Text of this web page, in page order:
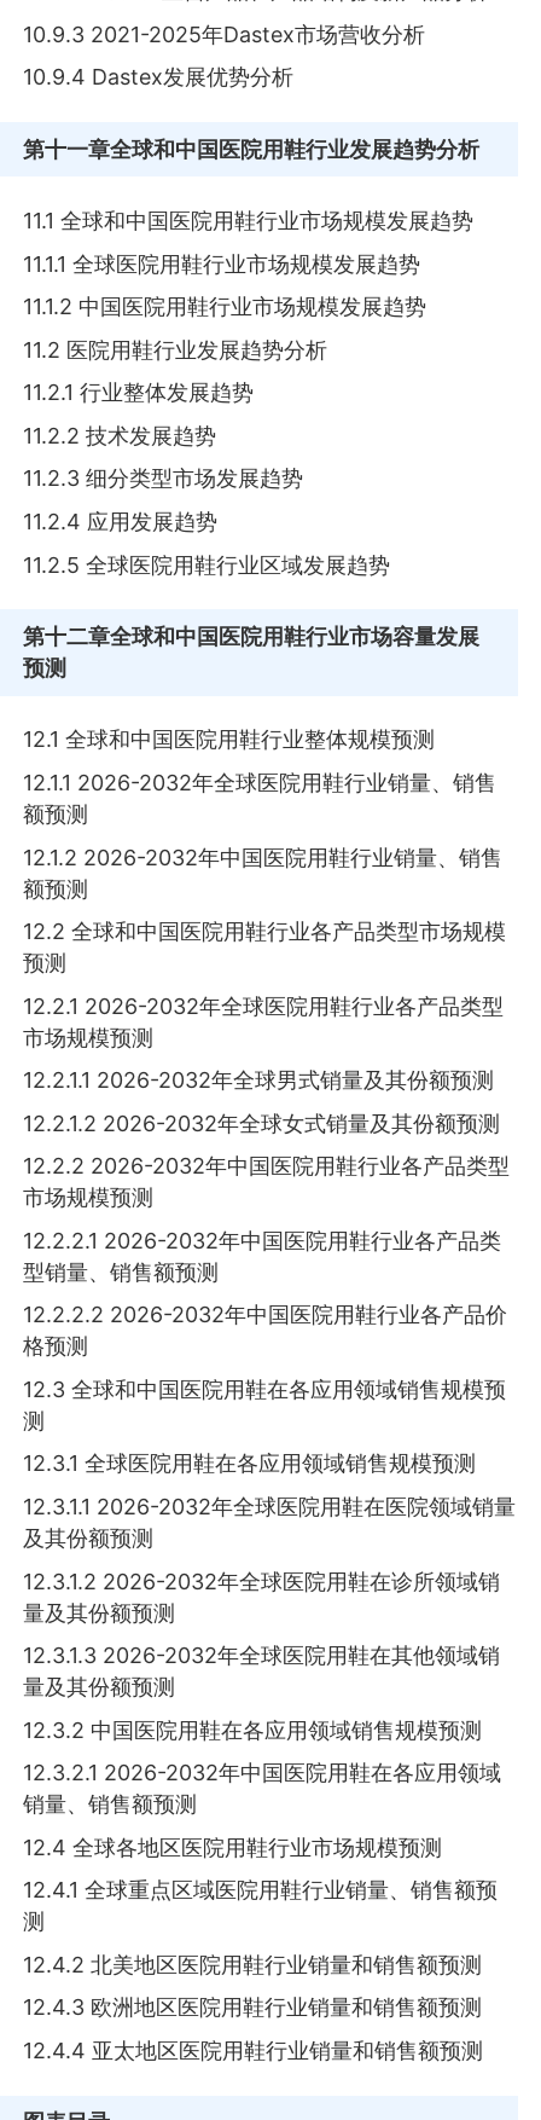
10.9.3 2021-2025年Dastex市场营收分析
10.9.4 Dastex发展优势分析
第十一章全球和中国医院用鞋行业发展趋势分析
11.1 全球和中国医院用鞋行业市场规模发展趋势
11.1.1 全球医院用鞋行业市场规模发展趋势
11.1.2 中国医院用鞋行业市场规模发展趋势
11.2 医院用鞋行业发展趋势分析
11.2.1 行业整体发展趋势
11.2.2 技术发展趋势
11.2.3 细分类型市场发展趋势
11.2.4 应用发展趋势
11.2.5 全球医院用鞋行业区域发展趋势
第十二章全球和中国医院用鞋行业市场容量发展
预测
12.1 全球和中国医院用鞋行业整体规模预测
12.1.1 2026-2032年全球医院用鞋行业销量、销售
额预测
12.1.2 2026-2032年中国医院用鞋行业销量、销售
额预测
12.2 全球和中国医院用鞋行业各产品类型市场规模
预测
12.2.1 2026-2032年全球医院用鞋行业各产品类型
市场规模预测
12.2.1.1 2026-2032年全球男式销量及其份额预测
12.2.1.2 2026-2032年全球女式销量及其份额预测
12.2.2 2026-2032年中国医院用鞋行业各产品类型
市场规模预测
12.2.2.1 2026-2032年中国医院用鞋行业各产品类
型销量、销售额预测
12.2.2.2 2026-2032年中国医院用鞋行业各产品价
格预测
12.3 全球和中国医院用鞋在各应用领域销售规模预
测
12.3.1 全球医院用鞋在各应用领域销售规模预测
12.3.1.1 2026-2032年全球医院用鞋在医院领域销量
及其份额预测
12.3.1.2 2026-2032年全球医院用鞋在诊所领域销
量及其份额预测
12.3.1.3 2026-2032年全球医院用鞋在其他领域销
量及其份额预测
12.3.2 中国医院用鞋在各应用领域销售规模预测
12.3.2.1 2026-2032年中国医院用鞋在各应用领域
销量、销售额预测
12.4 全球各地区医院用鞋行业市场规模预测
12.4.1 全球重点区域医院用鞋行业销量、销售额预
测
12.4.2 北美地区医院用鞋行业销量和销售额预测
12.4.3 欧洲地区医院用鞋行业销量和销售额预测
12.4.4 亚太地区医院用鞋行业销量和销售额预测